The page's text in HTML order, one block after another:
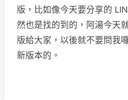
版，比如像今天要分享的
然也是找的到的，阿湯今天
版給大家，以後就不要問我
新版本的。